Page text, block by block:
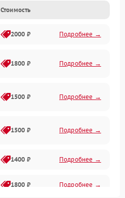
Стоимость
2000 ₽ Подробнее →
1800 ₽ Подробнее →
1500 ₽ Подробнее →
1500 ₽ Подробнее →
1400 ₽ Подробнее →
1800 ₽ Подробнее →